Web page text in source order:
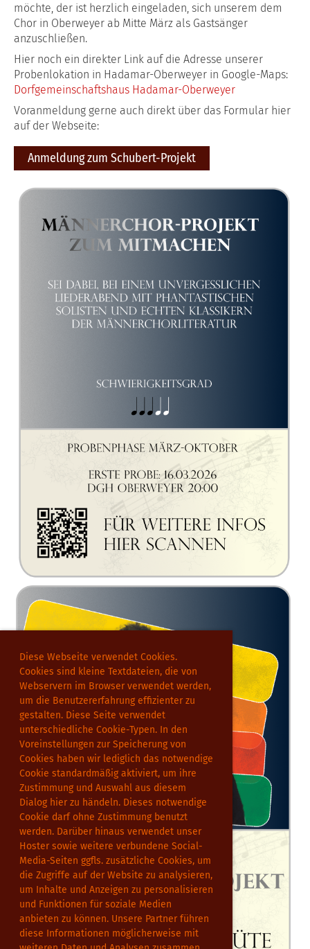
Diese Webseite verwendet Cookies.
Cookies sind kleine Textdateien, die von
Webservern im Browser verwendet werden,
um die Benutzererfahrung effizienter zu
gestalten. Diese Seite verwendet
unterschiedliche Cookie-Typen. In den
Voreinstellungen zur Speicherung von
Cookies haben wir lediglich das notwendige
Cookie standardmäßig aktiviert, um ihre
Zustimmung und Auswahl aus diesem
Dialog hier zu händeln. Dieses notwendige
Cookie darf ohne Zustimmung benutzt
werden. Darüber hinaus verwendet unser
Hoster sowie weitere verbundene Social-
Media-Seiten ggfls. zusätzliche Cookies, um
die Zugriffe auf der Website zu analysieren,
um Inhalte und Anzeigen zu personalisieren
und Funktionen für soziale Medien
anbieten zu können. Unsere Partner führen
diese Informationen möglicherweise mit
möchte, der ist herzlich eingeladen, sich unserem dem
Chor in Oberweyer ab Mitte März als Gastsänger
anzuschließen.
Hier noch ein direkter Link auf die Adresse unserer
Probenlokation in Hadamar-Oberweyer in Google-Maps:
Dorfgemeinschaftshaus Hadamar-Oberweyer
Voranmeldung gerne auch direkt über das Formular hier
auf der Webseite:
Anmeldung zum Schubert-Projekt